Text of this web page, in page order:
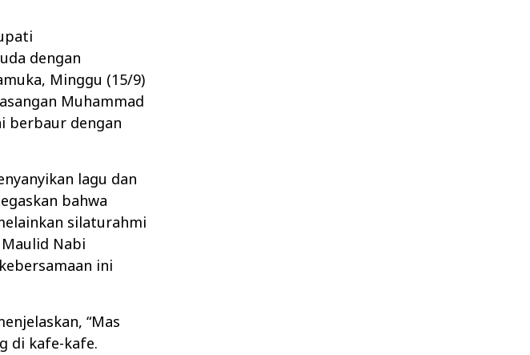
dengan
Minggu (15/9)
Muhammad
berbaur dengan
lagu dan
bahwa
silaturahmi
Nabi
ini
“Mas
di kafe-kafe.